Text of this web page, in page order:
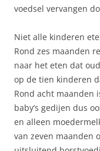
voedsel vervangen
Niet alle kinderen
Rond zes maanden
naar het eten dat
op de tien kinderen
Rond acht maanden
baby’s gedijen dus
en alleen
van zeven maanden